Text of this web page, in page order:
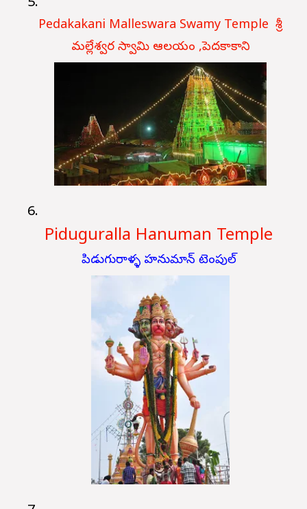
Pedakakani Malleswara Swamy Temple శ్రీ
మల్లేశ్వర స్వామి ఆలయం ,పెదకాకాని
Piduguralla Hanuman Temple
పిడుగురాళ్ళ హనుమాన్ టెంపుల్